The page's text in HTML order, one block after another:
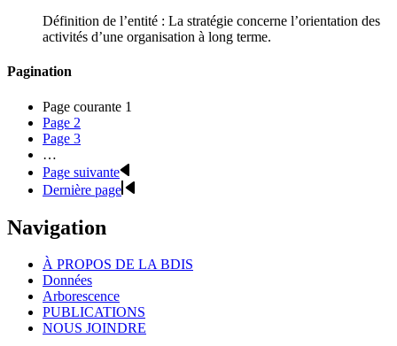
Définition de l’entité : La stratégie concerne l’orientation des
activités d’une organisation à long terme.
Pagination
Page courante 1
Page 2
Page 3
…
Page suivante
Dernière page
Navigation
À PROPOS DE LA BDIS
Données
Arborescence
PUBLICATIONS
NOUS JOINDRE